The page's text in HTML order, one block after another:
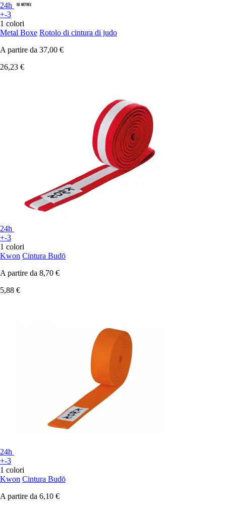
24h
+-3
1 colori
Metal Boxe Rotolo di cintura di judo
A partire da 37,00 €
26,23 €
24h
+-3
1 colori
Kwon Cintura Budō
A partire da 8,70 €
5,88 €
24h
+-3
1 colori
Kwon Cintura Budō
A partire da 6,10 €